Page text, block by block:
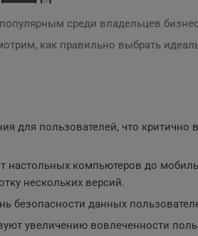
среди владельцев
как правильно выбрать
для пользователей, что критично
настольных компьютеров до
нескольких версий.
безопасности данных
увеличению вовлеченности